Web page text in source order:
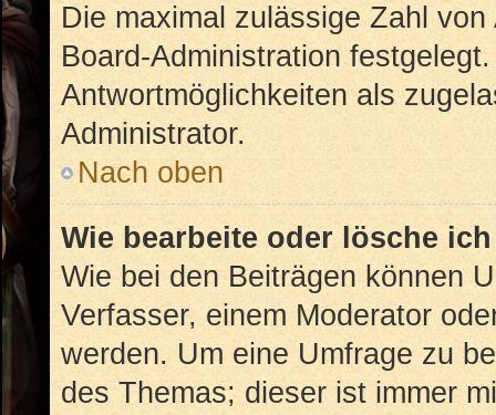
Die maximal zulässige Zahl
Board-Administration
Antwortmöglichkeiten als
Administrator.
Nach oben
Wie bearbeite oder lösche
Wie bei den Beiträgen können
Verfasser, einem Moderator
werden. Um eine Umfrage zu
des Themas; dieser ist immer